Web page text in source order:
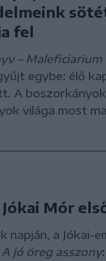
fel
– Maleficiarium
egybe: élő
A
világa most
Mór
napján, a Jókai-
A jó öreg asszony